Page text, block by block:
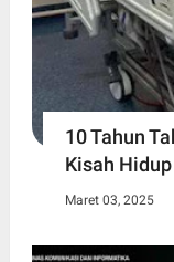
10 Tahun
Kisah
Maret 03, 2025